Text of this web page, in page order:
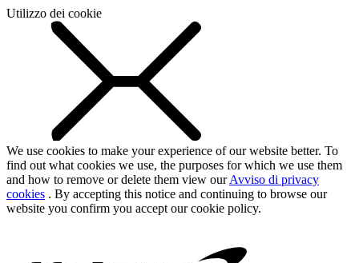
Utilizzo dei cookie
We use cookies to make your experience of our website better. To
find out what cookies we use, the purposes for which we use them
and how to remove or delete them view ourAvviso di privacy
cookies . By accepting this notice and continuing to browse our
website you confirm you accept our cookie policy.